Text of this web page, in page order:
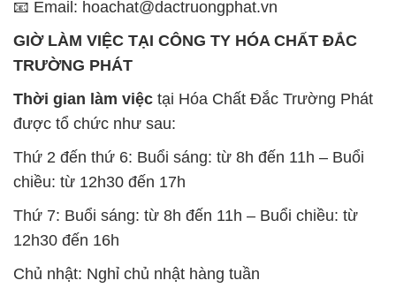
được tổ chức như sau:
Thứ 2 đến thứ 6: Buổi sáng: từ 8h đến 11h – Buổi
chiều: từ 12h30 đến 17h
Thứ 7: Buổi sáng: từ 8h đến 11h – Buổi chiều: từ
12h30 đến 16h
Chủ nhật: Nghỉ chủ nhật hàng tuần
thủ giờ làm việc để đảm bảo sự hỗ trợ tốt nhất cho
khách hàng và đảm bảo hiệu suất công việc cao
nhất của nhân viên.